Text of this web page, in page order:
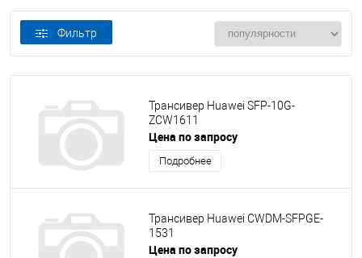
Фильтр
Трансивер Huawei SFP-10G-
ZCW1611
Цена по запросу
Подробнее
Трансивер Huawei CWDM-SFPGE-
1531
Цена по запросу